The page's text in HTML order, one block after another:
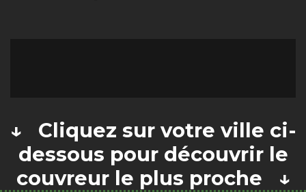
↓ Cliquez sur votre ville ci-
dessous pour découvrir le
couvreur le plus proche ↓